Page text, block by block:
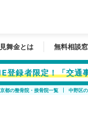
舞金とは 無料相談
登録者限定！「交通
都の整骨院・接骨院一覧 中野区